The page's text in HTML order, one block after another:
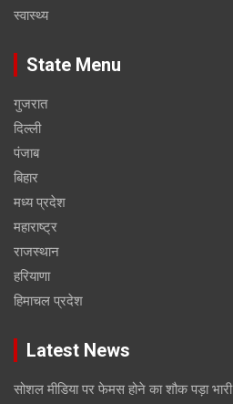
स्वास्थ्य
State Menu
गुजरात
दिल्ली
पंजाब
बिहार
मध्य प्रदेश
महाराष्ट्र
राजस्थान
हरियाणा
हिमाचल प्रदेश
Latest News
सोशल मीडिया पर फेमस होने का शौक पड़ा भारी